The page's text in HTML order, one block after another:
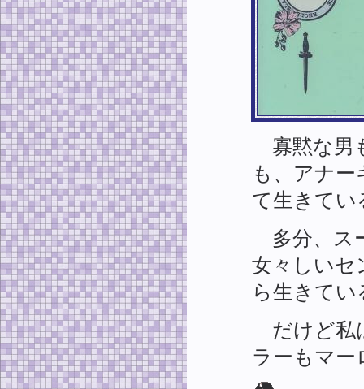
寡黙な男
も、アナ
て生きてい
多分、ス
女々しいセ
ら生きて
だけど私
ラーもマー